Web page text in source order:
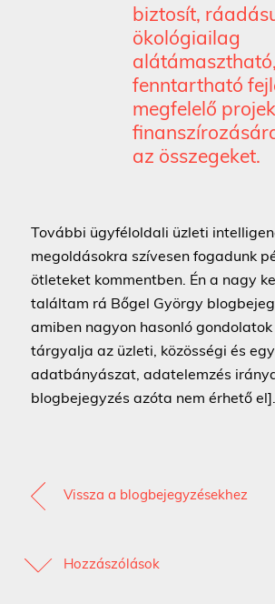
biztosít,
ökológiailag
alátámasztható,
fenntartható
megfelelő
az összegeket.
További ügyféloldali üzleti
megoldásokra szívesen fogadunk
ötleteket kommentben. Én a nagy
találtam rá Bőgel György
amiben nagyon hasonló
tárgyalja az üzleti, közösségi és
adatbányászat, adatelemzés
blogbejegyzés azóta nem érhető el].
Vissza a blogbejegyzésekhez
Hozzászólások